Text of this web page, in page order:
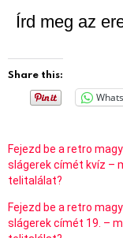
Írd meg az
Share this:
Fejezd be a retro
slágerek címét kvíz –
telitalálat?
Fejezd be a retro
slágerek címét 19. –